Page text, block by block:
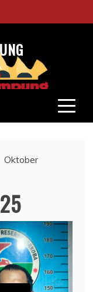
Oktober